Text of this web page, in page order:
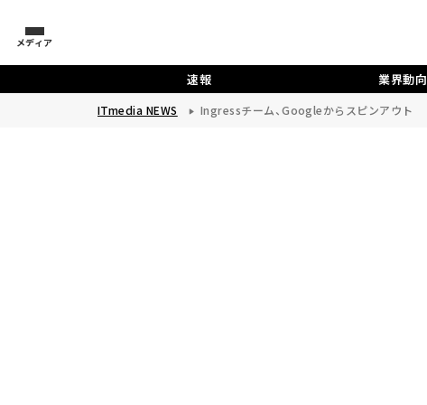
メディア
速報 業界動向
ITmedia NEWS Ingressチーム、Googleからスピンアウト